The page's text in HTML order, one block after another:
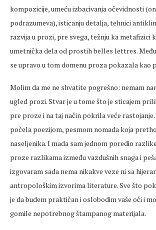
kompozicije, umeću izbacivanja očevidnosti
podrazumeva), isticanju detalja, tehnici
razvija u prozi, pre svega, težnju ka metafizici
umetnička dela od prostih belles lettres.
se upravo u tom domenu proza pokazala kao
Molim da me ne shvatite pogrešno: nemam
ugled prozi. Stvar je u tome što je sticajem
pre proze i na taj način pokrila veće
počela poezijom, pesmom nomada koja
naseljenika. I mada sam jednom poredio
proze razlikama između vazdušnih snaga i
izgovaram sada nema nikakve veze ni sa
antropološkim izvorima literature. Sve što
je da budem praktičan i oslobodim vaše oči i
gomile nepotrebnog štampanog materijala.